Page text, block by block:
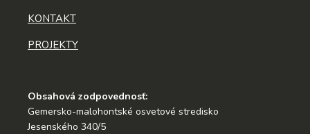
KONTAKT
PROJEKTY
Obsahová zodpovednosť:
Gemersko-malohontské osvetové stredisko
Jesenského 340/5